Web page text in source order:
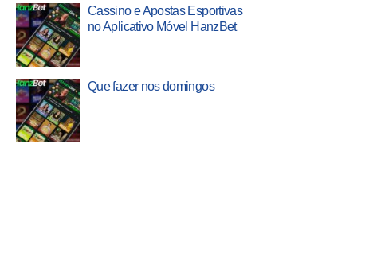
Cassino e Apostas Esportivas
no Aplicativo Móvel HanzBet
Que fazer nos domingos